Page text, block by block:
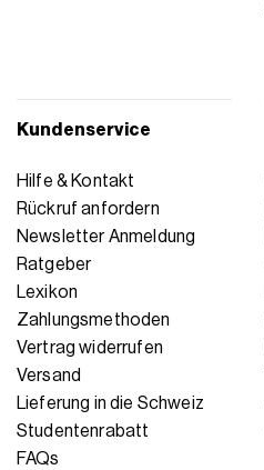
Kundenservice
Hilfe & Kontakt
Rückruf anfordern
Newsletter Anmeldung
Ratgeber
Lexikon
Zahlungsmethoden
Vertrag widerrufen
Versand
Lieferung in die Schweiz
Studentenrabatt
FAQs